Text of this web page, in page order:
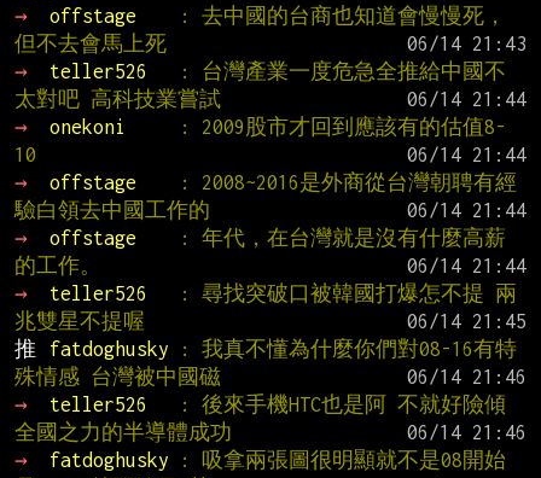
→
offstage
: 去中國的台商也知道會慢慢死，
但不去會馬上死
→
teller526
: 台灣產業一度危急全推給中國不
太對吧 高科技業嘗試
→
onekoni
: 2009股市才回到應該有的估值8-
10
→
offstage
: 2008~2016是外商從台灣朝聘有經
驗白領去中國工作的
→
offstage
: 年代，在台灣就是沒有什麼高薪
的工作。
→
teller526
: 尋找突破口被韓國打爆怎不提 兩
兆雙星不提喔
推
fatdoghusky
: 我真不懂為什麼你們對08-16有特
殊情感 台灣被中國磁
→
teller526
: 後來手機HTC也是阿 不就好險傾
全國之力的半導體成功
→
fatdoghusky
: 吸拿兩張圖很明顯就不是08開始